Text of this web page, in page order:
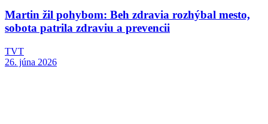
Martin žil pohybom: Beh zdravia rozhýbal mesto,
sobota patrila zdraviu a prevencii
TVT
26. júna 2026